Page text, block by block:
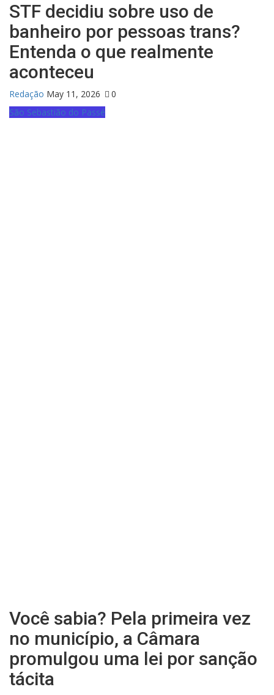
STF decidiu sobre uso de
banheiro por pessoas trans?
Entenda o que realmente
aconteceu
Redação May 11, 2026
0
São Sebastião do Passé
Você sabia? Pela primeira vez
no município, a Câmara
promulgou uma lei por sanção
tácita